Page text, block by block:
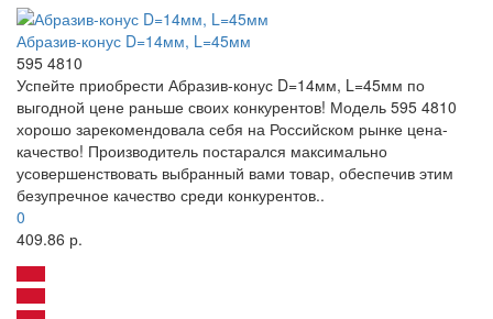
Абразив-конус D=14мм, L=45мм
595 4810
Успейте приобрести Абразив-конус D=14мм, L=45мм по
выгодной цене раньше своих конкурентов! Модель 595 4810
хорошо зарекомендовала себя на Российском рынке цена-
качество! Производитель постарался максимально
усовершенствовать выбранный вами товар, обеспечив этим
безупречное качество среди конкурентов..
0
409.86 р.